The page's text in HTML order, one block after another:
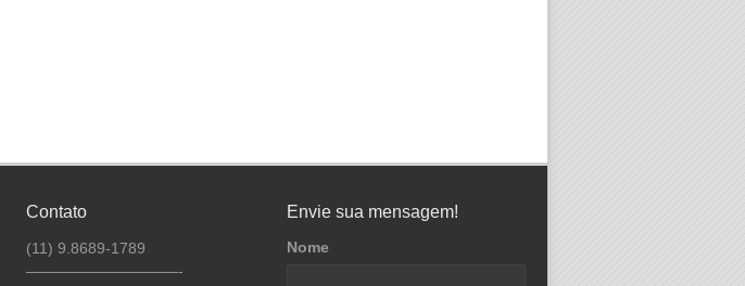
Contato
(11) 9.8689-1789
——————————-
Envie sua mensagem!
Nome